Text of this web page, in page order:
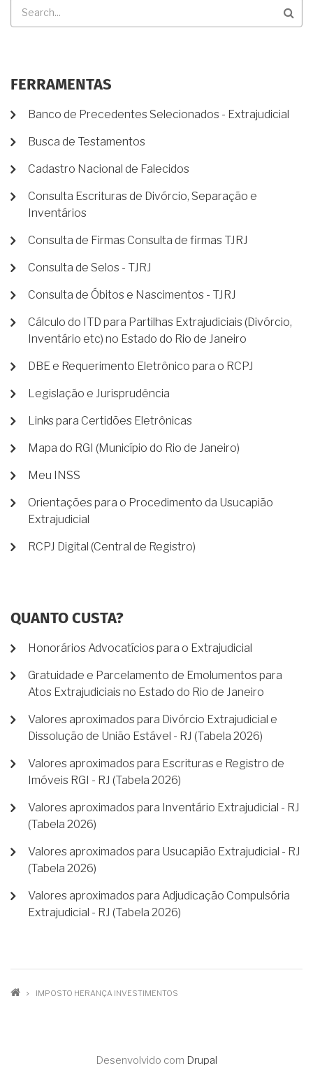
FERRAMENTAS
Banco de Precedentes Selecionados - Extrajudicial
Busca de Testamentos
Cadastro Nacional de Falecidos
Consulta Escrituras de Divórcio, Separação e
Inventários
Consulta de Firmas Consulta de firmas TJRJ
Consulta de Selos - TJRJ
Consulta de Óbitos e Nascimentos - TJRJ
Cálculo do ITD para Partilhas Extrajudiciais (Divórcio,
Inventário etc) no Estado do Rio de Janeiro
DBE e Requerimento Eletrônico para o RCPJ
Legislação e Jurisprudência
Links para Certidões Eletrônicas
Mapa do RGI (Município do Rio de Janeiro)
Meu INSS
Orientações para o Procedimento da Usucapião
Extrajudicial
RCPJ Digital (Central de Registro)
QUANTO CUSTA?
Honorários Advocatícios para o Extrajudicial
Gratuidade e Parcelamento de Emolumentos para
Atos Extrajudiciais no Estado do Rio de Janeiro
Valores aproximados para Divórcio Extrajudicial e
Dissolução de União Estável - RJ (Tabela 2026)
Valores aproximados para Escrituras e Registro de
Imóveis RGI - RJ (Tabela 2026)
Valores aproximados para Inventário Extrajudicial - RJ
(Tabela 2026)
Valores aproximados para Usucapião Extrajudicial - RJ
(Tabela 2026)
Valores aproximados para Adjudicação Compulsória
Extrajudicial - RJ (Tabela 2026)
TRILHA
NAVEGAÇÃO
IMPOSTO HERANÇA INVESTIMENTOS
Desenvolvido com Drupal